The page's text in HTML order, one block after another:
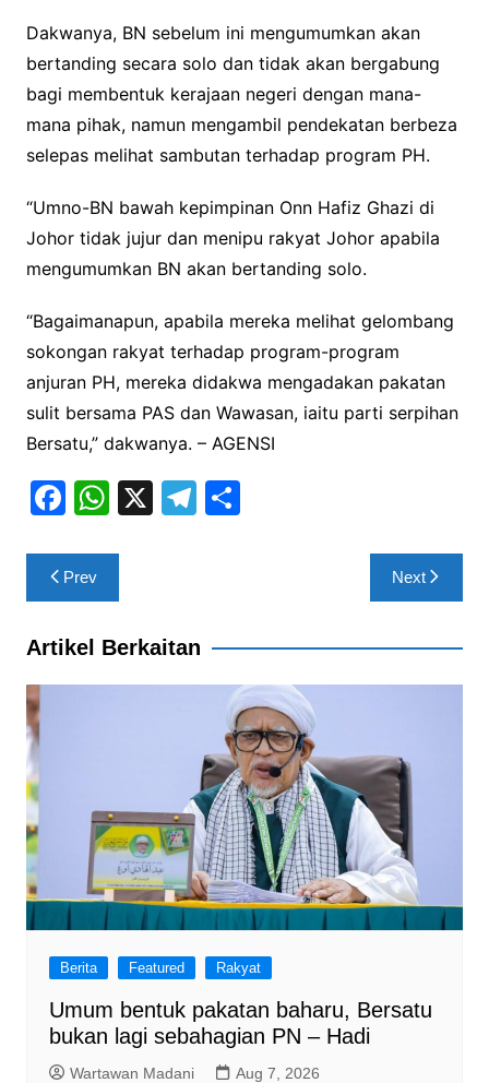
Dakwanya, BN sebelum ini mengumumkan akan
bertanding secara solo dan tidak akan bergabung
bagi membentuk kerajaan negeri dengan mana-
mana pihak, namun mengambil pendekatan berbeza
selepas melihat sambutan terhadap program PH.
“Umno-BN bawah kepimpinan Onn Hafiz Ghazi di
Johor tidak jujur dan menipu rakyat Johor apabila
mengumumkan BN akan bertanding solo.
“Bagaimanapun, apabila mereka melihat gelombang
sokongan rakyat terhadap program-program
anjuran PH, mereka didakwa mengadakan pakatan
sulit bersama PAS dan Wawasan, iaitu parti serpihan
Bersatu,” dakwanya. – AGENSI
F
c
e
b
W
at
s
A
X T
a
S
Post
navigation
Prev Next
Artikel Berkaitan
Berita Featured Rakyat
Umum bentuk pakatan baharu, Bersatu
bukan lagi sebahagian PN – Hadi
Wartawan Madani Aug 7, 2026